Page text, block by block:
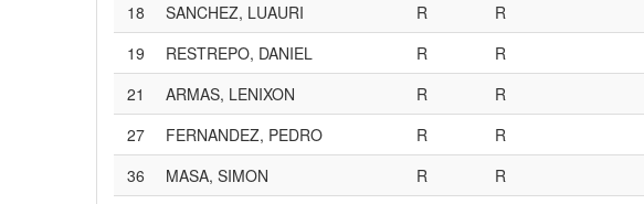
18
SANCHEZ, LUAURI R
R
19
RESTREPO, DANIEL R
R
21
ARMAS, LENIXON R
R
27
FERNANDEZ, PEDRO R
R
36
MASA, SIMON R
R